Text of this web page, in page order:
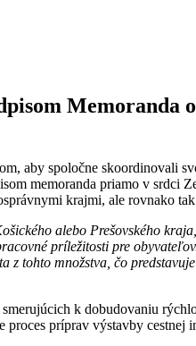
Memoranda
aby spoločne skoordinovali
memoranda priamo v srdci
krajmi, ale rovnako
alebo Prešovského
príležitosti pre
tohto množstva, čo
k dobudovaniu
príprav výstavby cestnej